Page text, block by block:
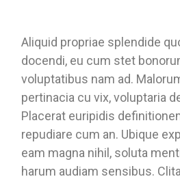
Aliquid propriae splendide
docendi, eu cum stet
voluptatibus nam ad.
pertinacia cu vix, voluptaria
Placerat euripidis
repudiare cum an. Ubique
eam magna nihil, soluta
harum audiam sensibus.